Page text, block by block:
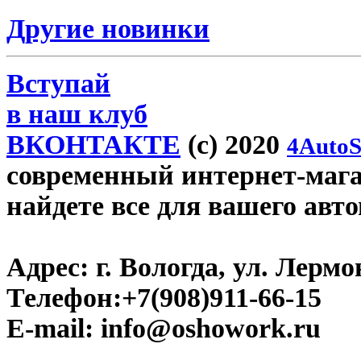
Другие новинки
Вступай
в наш клуб
ВКОНТАКТЕ (c) 2020
современный интернет-
найдете все для вашего
Адрес: г. Вологда, ул.
Телефон:+7(908)911-66-15
E-mail: info@oshowork.ru